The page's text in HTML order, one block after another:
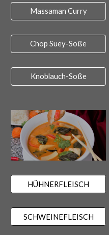
Massaman Curry
Chop Suey-Soße
Knoblauch-Soße
HÜHNERFLEISCH
SCHWEINEFLEISCH